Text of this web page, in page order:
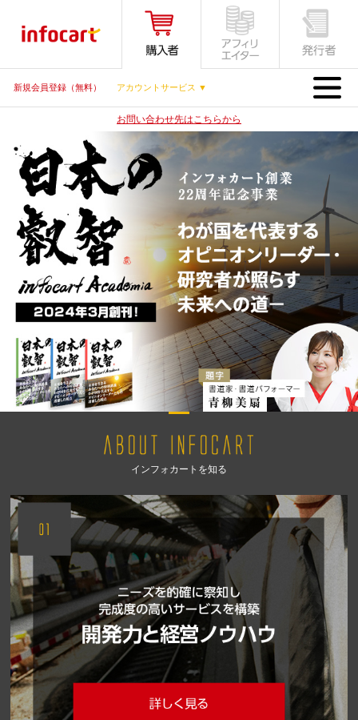
新規会員登録（無料） アカウントサービス ▼ MENU
お問い合わせ先はこちらから
インフォカートを知る